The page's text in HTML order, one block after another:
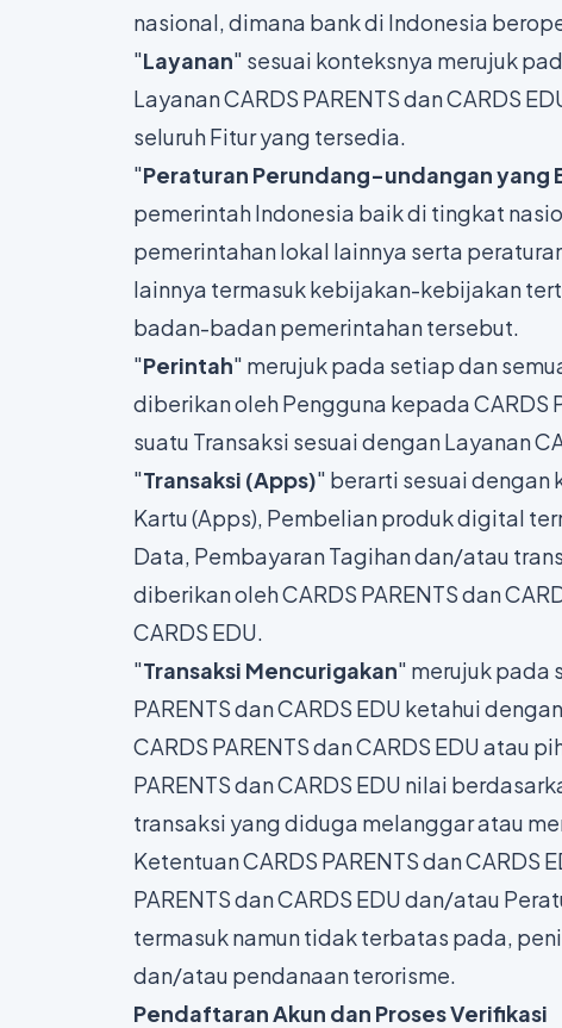
nasional, dimana bank di Indonesia
"Layanan" sesuai konteksnya merujuk
Layanan CARDS PARENTS dan CARDS
seluruh Fitur yang tersedia.
"Peraturan Perundang-undangan yang
pemerintah Indonesia baik di tingkat
pemerintahan lokal lainnya serta
lainnya termasuk kebijakan-kebijakan
badan-badan pemerintahan tersebut.
"Perintah" merujuk pada setiap dan
diberikan oleh Pengguna kepada CARDS
suatu Transaksi sesuai dengan Layanan
"Transaksi (Apps)" berarti sesuai dengan
Kartu (Apps), Pembelian produk digital
Data, Pembayaran Tagihan dan/atau
diberikan oleh CARDS PARENTS dan
CARDS EDU.
"Transaksi Mencurigakan" merujuk pada
PARENTS dan CARDS EDU ketahui
CARDS PARENTS dan CARDS EDU atau
PARENTS dan CARDS EDU nilai
transaksi yang diduga melanggar atau
Ketentuan CARDS PARENTS dan CARDS
PARENTS dan CARDS EDU dan/atau
termasuk namun tidak terbatas pada,
dan/atau pendanaan terorisme.
Pendaftaran Akun dan Proses Verifikasi